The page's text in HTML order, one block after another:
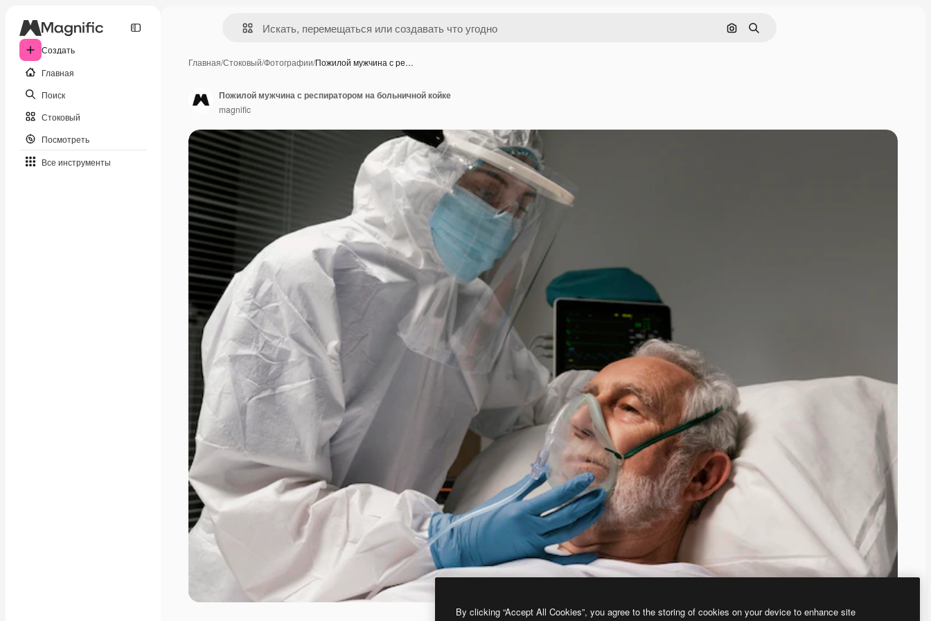
Создать
Главная
Поиск
Стоковый
Посмотреть
Все инструменты
Поиск по изображению
Поиск
Главная/Стоковый/Фотографии/Пожилой мужчина с ре…
Пожилой мужчина с респиратором на больничной койке
magnific
By clicking “Accept All Cookies”, you agree to the storing of cookies on your device to enhance site